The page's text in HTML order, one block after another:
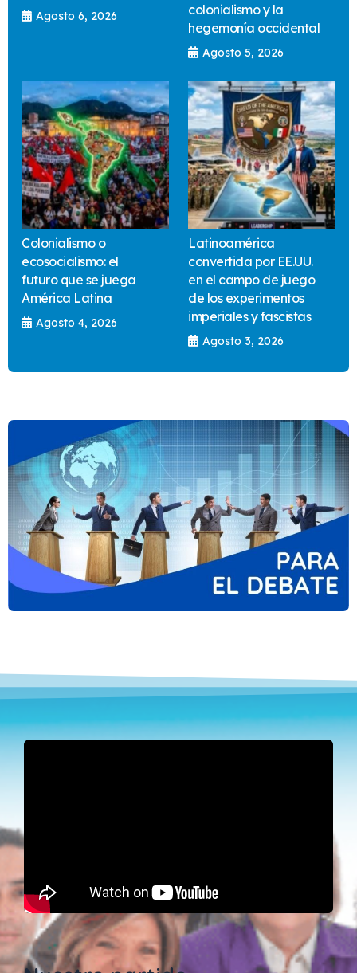
Agosto 6, 2026
colonialismo y la
hegemonía occidental
Agosto 5, 2026
Colonialismo o
ecosocialismo: el
futuro que se juega
América Latina
Agosto 4, 2026
Latinoamérica
convertida por EE.UU.
en el campo de juego
de los experimentos
imperiales y fascistas
Agosto 3, 2026